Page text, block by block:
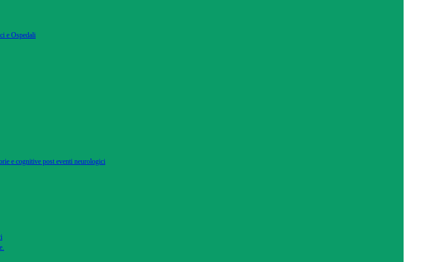
e Ospedali
e cognitive post eventi neurologici